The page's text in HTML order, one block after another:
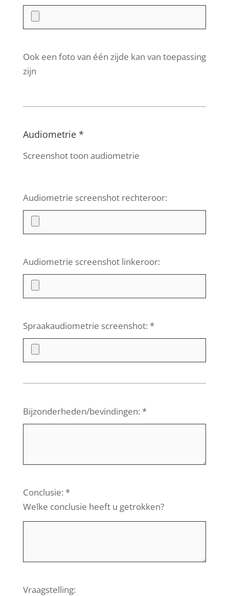
Ook een foto van één zijde kan van toepassing
zijn
Audiometrie *
Screenshot toon audiometrie
Audiometrie screenshot rechteroor:
Audiometrie screenshot linkeroor:
Spraakaudiometrie screenshot: *
Bijzonderheden/bevindingen: *
Conclusie: *
Welke conclusie heeft u getrokken?
Vraagstelling: